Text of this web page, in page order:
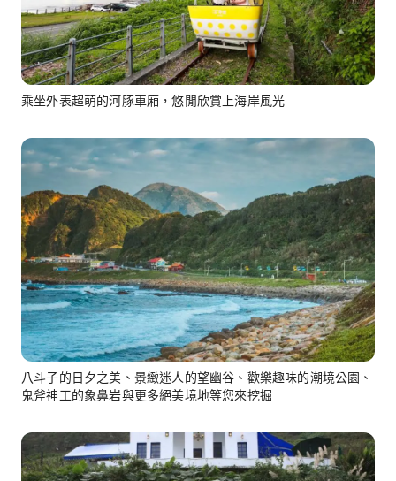
乘坐外表超萌的河豚車廂，悠閒欣賞上海岸風光
八斗子的日夕之美、景緻迷人的望幽谷、歡樂趣味的潮境公園、
鬼斧神工的象鼻岩與更多絕美境地等您來挖掘